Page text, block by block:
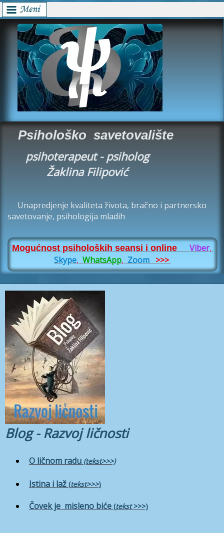
Psihološko savetovalište
psihoterapeut - psiholog
Žaklina Filipović
Unapredjenje kvaliteta života, bračno i partnersko
savetovanje, psihologija mladih
Mogućnost psiholoških seansi i online Viber,
Skype, WhatsApp, Zoom >>>
Blog-Razvoj ličnosti
O ličnom radu (tekst>>>)
Istina i laž (tekst>>>)
Čovek je misleno biće (tekst>>>)